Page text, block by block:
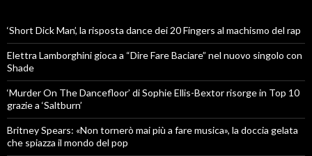
‘Short Dick Man’, la risposta dance dei 20 Fingers al machismo del rap
Elettra Lamborghini gioca a “Dire Fare Baciare” nel nuovo singolo con
Shade
‘Murder On The Dancefloor’ di Sophie Ellis-Bextor risorge in Top 10
grazie a ‘Saltburn’
Britney Spears: «Non tornerò mai più a fare musica», la doccia gelata
che spiazza il mondo del pop